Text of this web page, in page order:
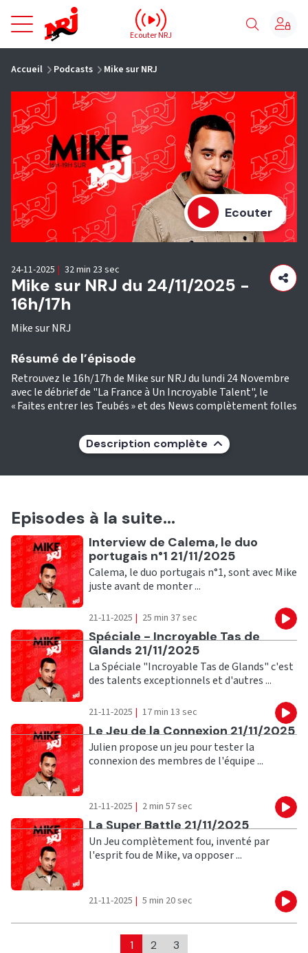
NRJ - Accueil
Ecouter NRJ
Accueil Podcasts Mike sur NRJ
Ecouter
Mike sur NRJ du 24/11/2025 -
16h/17h
Mike sur NRJ
24-11-2025 | 32 min 23 sec
Résumé de l’épisode
Retrouvez le 16h/17h de Mike sur NRJ du lundi 24 Novembre
avec le débrief de "La France à Un Incroyable Talent", le
« Faites entrer les Teubés » et des News complètement folles
Description complète
Episodes à la suite...
Ecouter
Interview de Calema, le duo
portugais n°1 21/11/2025
Calema, le duo portugais n°1, sont avec Mike
juste avant de monter ...
21-11-2025 | 25 min 37 sec
Ecouter
Spéciale - Incroyable Tas de
Glands 21/11/2025
La Spéciale "Incroyable Tas de Glands" c'est
des talents exceptionnels et d'autres ...
21-11-2025 | 17 min 13 sec
Ecouter
Le Jeu de la Connexion 21/11/2025
Julien propose un jeu pour tester la
connexion des membres de l'équipe ...
21-11-2025 | 2 min 57 sec
Ecouter
La Super Battle 21/11/2025
Un Jeu complètement fou, inventé par
l'esprit fou de Mike, va opposer ...
21-11-2025 | 5 min 20 sec
1 2 3